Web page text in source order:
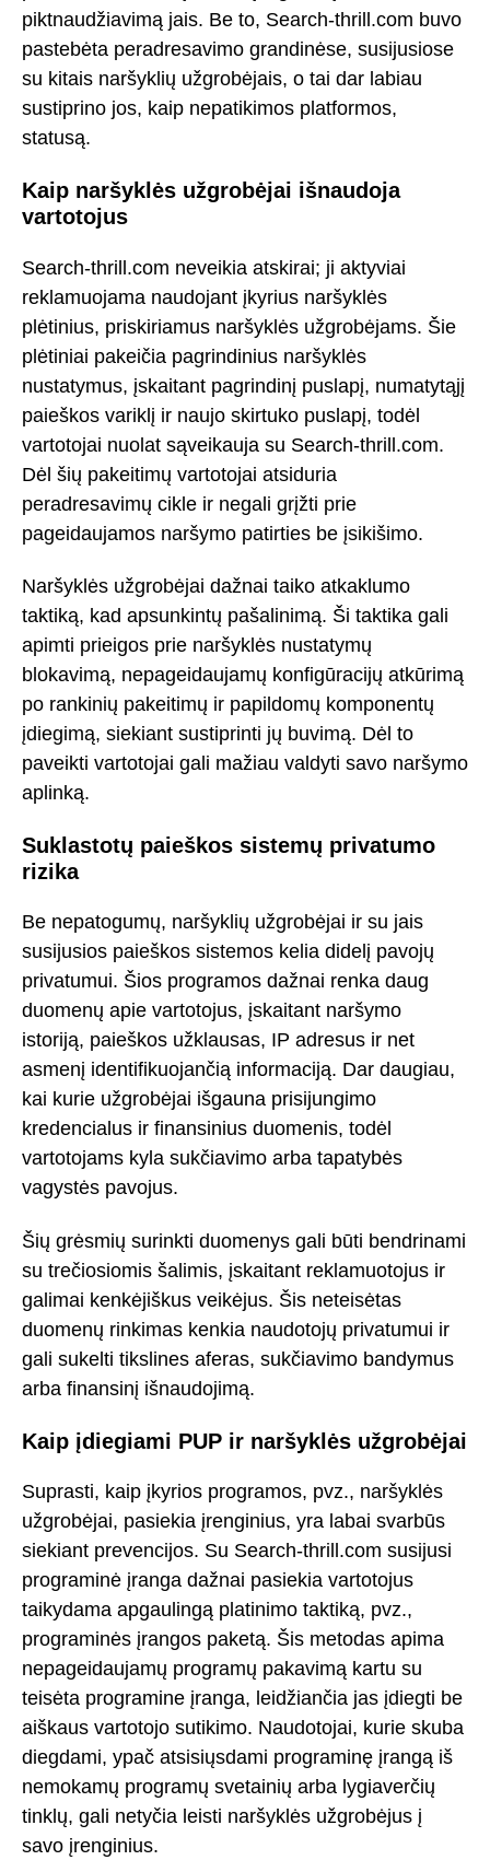
piktnaudžiavimą jais. Be to, Search-thrill.com buvo
pastebėta peradresavimo grandinėse, susijusiose
su kitais naršyklių užgrobėjais, o tai dar labiau
sustiprino jos, kaip nepatikimos platformos,
statusą.
Kaip naršyklės užgrobėjai išnaudoja
vartotojus
Search-thrill.com neveikia atskirai; ji aktyviai
reklamuojama naudojant įkyrius naršyklės
plėtinius, priskiriamus naršyklės užgrobėjams. Šie
plėtiniai pakeičia pagrindinius naršyklės
nustatymus, įskaitant pagrindinį puslapį, numatytąjį
paieškos variklį ir naujo skirtuko puslapį, todėl
vartotojai nuolat sąveikauja su Search-thrill.com.
Dėl šių pakeitimų vartotojai atsiduria
peradresavimų cikle ir negali grįžti prie
pageidaujamos naršymo patirties be įsikišimo.
Naršyklės užgrobėjai dažnai taiko atkaklumo
taktiką, kad apsunkintų pašalinimą. Ši taktika gali
apimti prieigos prie naršyklės nustatymų
blokavimą, nepageidaujamų konfigūracijų atkūrimą
po rankinių pakeitimų ir papildomų komponentų
įdiegimą, siekiant sustiprinti jų buvimą. Dėl to
paveikti vartotojai gali mažiau valdyti savo naršymo
aplinką.
Suklastotų paieškos sistemų privatumo
rizika
Be nepatogumų, naršyklių užgrobėjai ir su jais
susijusios paieškos sistemos kelia didelį pavojų
privatumui. Šios programos dažnai renka daug
duomenų apie vartotojus, įskaitant naršymo
istoriją, paieškos užklausas, IP adresus ir net
asmenį identifikuojančią informaciją. Dar daugiau,
kai kurie užgrobėjai išgauna prisijungimo
kredencialus ir finansinius duomenis, todėl
vartotojams kyla sukčiavimo arba tapatybės
vagystės pavojus.
Šių grėsmių surinkti duomenys gali būti bendrinami
su trečiosiomis šalimis, įskaitant reklamuotojus ir
galimai kenkėjiškus veikėjus. Šis neteisėtas
duomenų rinkimas kenkia naudotojų privatumui ir
gali sukelti tikslines aferas, sukčiavimo bandymus
arba finansinį išnaudojimą.
Kaip įdiegiami PUP ir naršyklės užgrobėjai
Suprasti, kaip įkyrios programos, pvz., naršyklės
užgrobėjai, pasiekia įrenginius, yra labai svarbūs
siekiant prevencijos. Su Search-thrill.com susijusi
programinė įranga dažnai pasiekia vartotojus
taikydama apgaulingą platinimo taktiką, pvz.,
programinės įrangos paketą. Šis metodas apima
nepageidaujamų programų pakavimą kartu su
teisėta programine įranga, leidžiančia jas įdiegti be
aiškaus vartotojo sutikimo. Naudotojai, kurie skuba
diegdami, ypač atsisiųsdami programinę įrangą iš
nemokamų programų svetainių arba lygiaverčių
tinklų, gali netyčia leisti naršyklės užgrobėjus į
savo įrenginius.